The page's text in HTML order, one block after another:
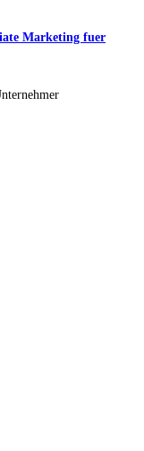
Marketing fuer